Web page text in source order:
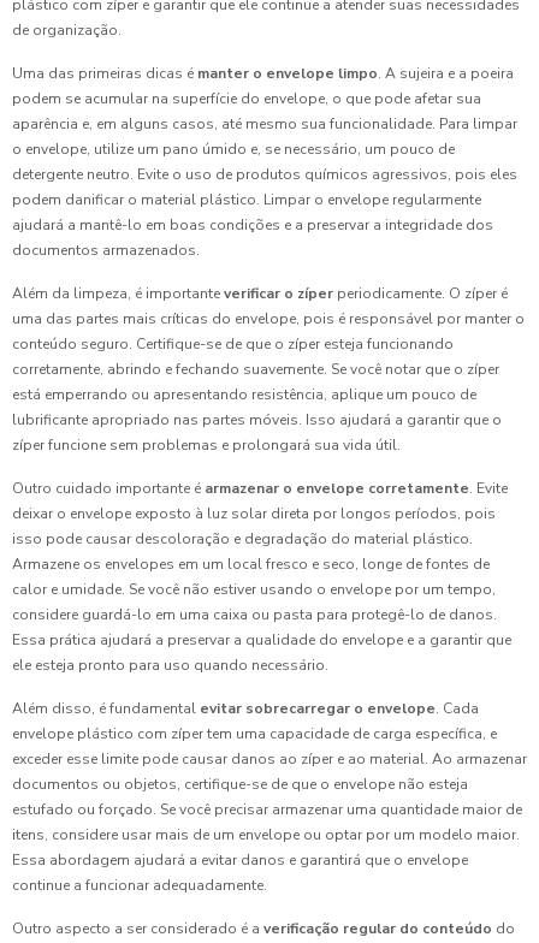
plástico com zíper e garantir que ele continue a atender suas necessidades
de organização.
Uma das primeiras dicas é manter o envelope limpo. A sujeira e a poeira
podem se acumular na superfície do envelope, o que pode afetar sua
aparência e, em alguns casos, até mesmo sua funcionalidade. Para limpar
o envelope, utilize um pano úmido e, se necessário, um pouco de
detergente neutro. Evite o uso de produtos químicos agressivos, pois eles
podem danificar o material plástico. Limpar o envelope regularmente
ajudará a mantê-lo em boas condições e a preservar a integridade dos
documentos armazenados.
Além da limpeza, é importanteverificar o zíper periodicamente. O zíper é
uma das partes mais críticas do envelope, pois é responsável por manter o
conteúdo seguro. Certifique-se de que o zíper esteja funcionando
corretamente, abrindo e fechando suavemente. Se você notar que o zíper
está emperrando ou apresentando resistência, aplique um pouco de
lubrificante apropriado nas partes móveis. Isso ajudará a garantir que o
zíper funcione sem problemas e prolongará sua vida útil.
Outro cuidado importante é armazenar o envelope corretamente. Evite
deixar o envelope exposto à luz solar direta por longos períodos, pois
isso pode causar descoloração e degradação do material plástico.
Armazene os envelopes em um local fresco e seco, longe de fontes de
calor e umidade. Se você não estiver usando o envelope por um tempo,
considere guardá-lo em uma caixa ou pasta para protegê-lo de danos.
Essa prática ajudará a preservar a qualidade do envelope e a garantir que
ele esteja pronto para uso quando necessário.
Além disso, é fundamental evitar sobrecarregar o envelope. Cada
envelope plástico com zíper tem uma capacidade de carga específica, e
exceder esse limite pode causar danos ao zíper e ao material. Ao armazenar
documentos ou objetos, certifique-se de que o envelope não esteja
estufado ou forçado. Se você precisar armazenar uma quantidade maior de
itens, considere usar mais de um envelope ou optar por um modelo maior.
Essa abordagem ajudará a evitar danos e garantirá que o envelope
continue a funcionar adequadamente.
Outro aspecto a ser considerado é a verificação regular do conteúdo do